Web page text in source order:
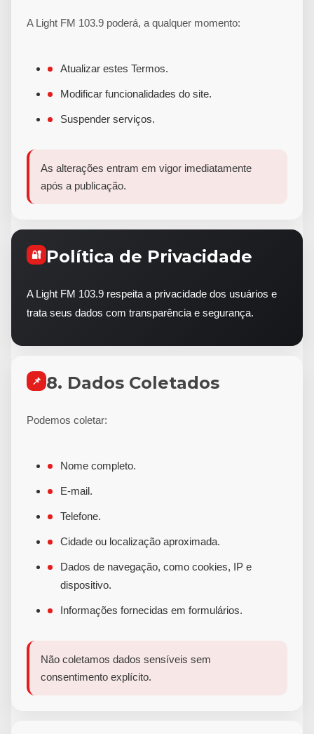
A Light FM 103.9 poderá, a qualquer momento:
Atualizar estes Termos.
Modificar funcionalidades do site.
Suspender serviços.
As alterações entram em vigor imediatamente
após a publicação.
🔐 Política de Privacidade
A Light FM 103.9 respeita a privacidade dos usuários e
trata seus dados com transparência e segurança.
📌 8. Dados Coletados
Podemos coletar:
Nome completo.
E-mail.
Telefone.
Cidade ou localização aproximada.
Dados de navegação, como cookies, IP e
dispositivo.
Informações fornecidas em formulários.
Não coletamos dados sensíveis sem
consentimento explícito.